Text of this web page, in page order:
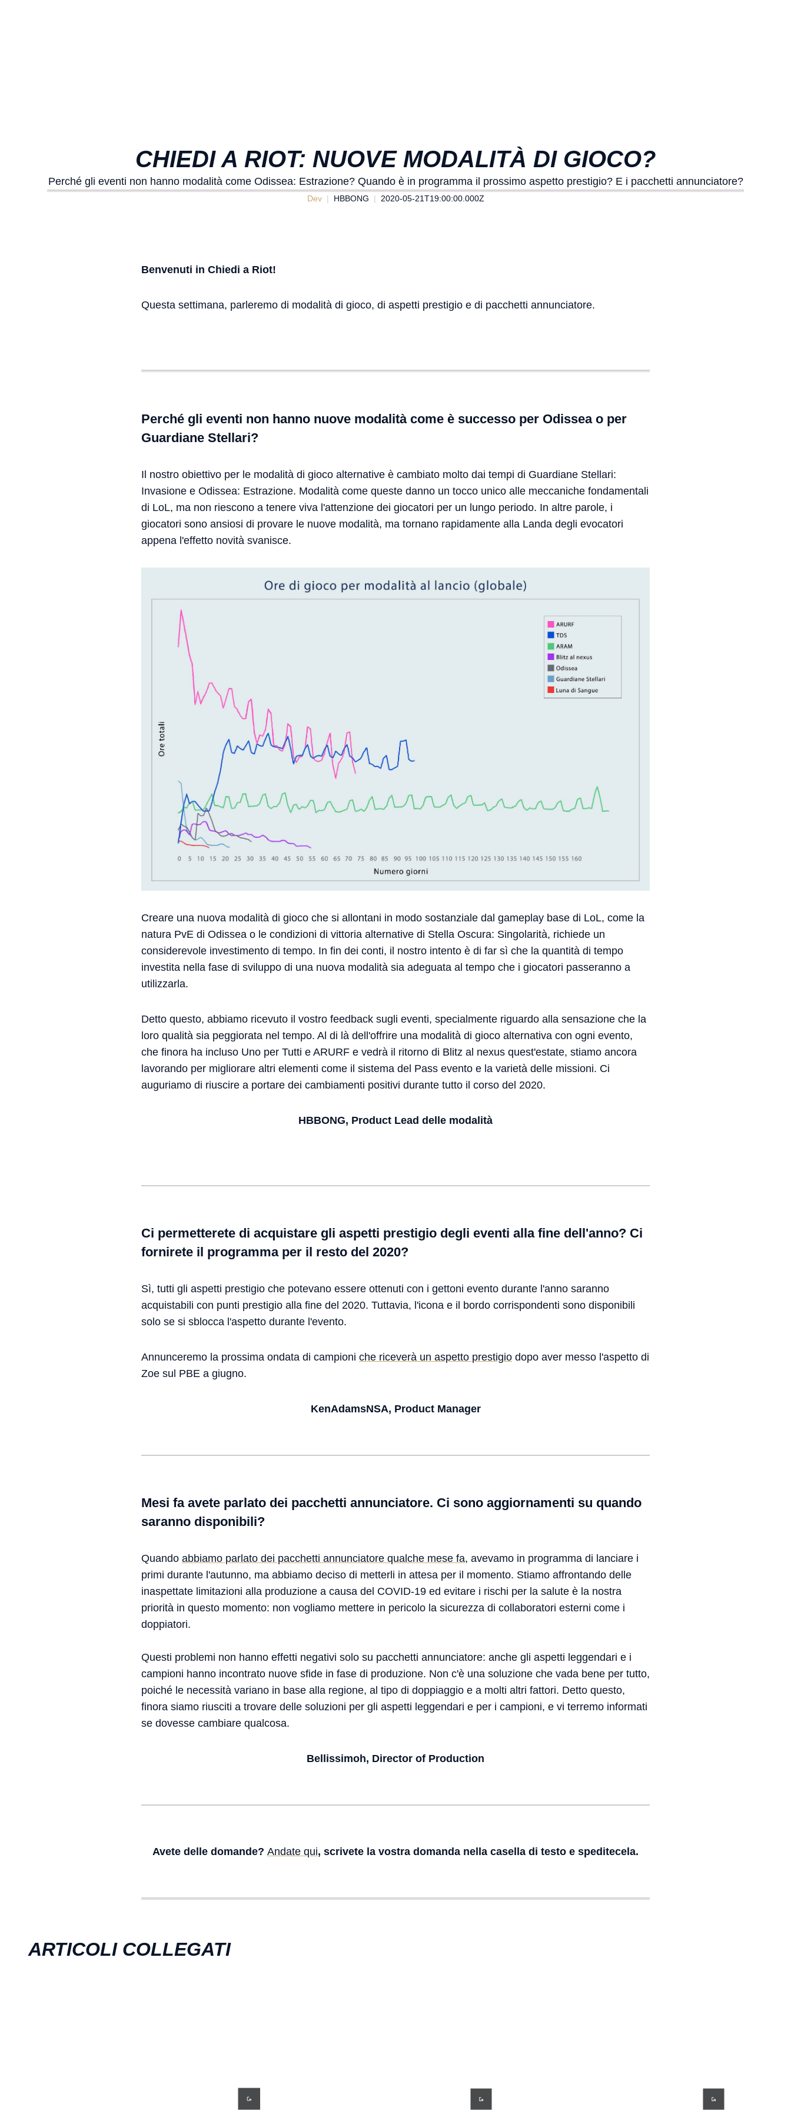
CHIEDI A RIOT: NUOVE MODALITÀ DI GIOCO?
Perché gli eventi non hanno modalità come Odissea: Estrazione? Quando è in programma il prossimo aspetto prestigio? E i pacchetti annunciatore?
Dev HBBONG 2020-05-21T19:00:00.000Z
Benvenuti in Chiedi a Riot!
Questa settimana, parleremo di modalità di gioco, di aspetti prestigio e di pacchetti annunciatore.
Perché gli eventi non hanno nuove modalità come è successo per Odissea o per
Guardiane Stellari?
Il nostro obiettivo per le modalità di gioco alternative è cambiato molto dai tempi di Guardiane Stellari:
Invasione e Odissea: Estrazione. Modalità come queste danno un tocco unico alle meccaniche fondamentali
di LoL, ma non riescono a tenere viva l'attenzione dei giocatori per un lungo periodo. In altre parole, i
giocatori sono ansiosi di provare le nuove modalità, ma tornano rapidamente alla Landa degli evocatori
appena l'effetto novità svanisce.
Creare una nuova modalità di gioco che si allontani in modo sostanziale dal gameplay base di LoL, come la
natura PvE di Odissea o le condizioni di vittoria alternative di Stella Oscura: Singolarità, richiede un
considerevole investimento di tempo. In fin dei conti, il nostro intento è di far sì che la quantità di tempo
investita nella fase di sviluppo di una nuova modalità sia adeguata al tempo che i giocatori passeranno a
utilizzarla.
Detto questo, abbiamo ricevuto il vostro feedback sugli eventi, specialmente riguardo alla sensazione che la
loro qualità sia peggiorata nel tempo. Al di là dell'offrire una modalità di gioco alternativa con ogni evento,
che finora ha incluso Uno per Tutti e ARURF e vedrà il ritorno di Blitz al nexus quest'estate, stiamo ancora
lavorando per migliorare altri elementi come il sistema del Pass evento e la varietà delle missioni. Ci
auguriamo di riuscire a portare dei cambiamenti positivi durante tutto il corso del 2020.
HBBONG, Product Lead delle modalità
Ci permetterete di acquistare gli aspetti prestigio degli eventi alla fine dell'anno? Ci
fornirete il programma per il resto del 2020?
Sì, tutti gli aspetti prestigio che potevano essere ottenuti con i gettoni evento durante l'anno saranno
acquistabili con punti prestigio alla fine del 2020. Tuttavia, l'icona e il bordo corrispondenti sono disponibili
solo se si sblocca l'aspetto durante l'evento.
Annunceremo la prossima ondata di campioni che riceverà un aspetto prestigio dopo aver messo l'aspetto di
Zoe sul PBE a giugno.
KenAdamsNSA, Product Manager
Mesi fa avete parlato dei pacchetti annunciatore. Ci sono aggiornamenti su quando
saranno disponibili?
Quando abbiamo parlato dei pacchetti annunciatore qualche mese fa, avevamo in programma di lanciare i
primi durante l'autunno, ma abbiamo deciso di metterli in attesa per il momento. Stiamo affrontando delle
inaspettate limitazioni alla produzione a causa del COVID-19 ed evitare i rischi per la salute è la nostra
priorità in questo momento: non vogliamo mettere in pericolo la sicurezza di collaboratori esterni come i
doppiatori.
Questi problemi non hanno effetti negativi solo su pacchetti annunciatore: anche gli aspetti leggendari e i
campioni hanno incontrato nuove sfide in fase di produzione. Non c'è una soluzione che vada bene per tutto,
poiché le necessità variano in base alla regione, al tipo di doppiaggio e a molti altri fattori. Detto questo,
finora siamo riusciti a trovare delle soluzioni per gli aspetti leggendari e per i campioni, e vi terremo informati
se dovesse cambiare qualcosa.
Bellissimoh, Director of Production
Avete delle domande? Andate qui, scrivete la vostra domanda nella casella di testo e speditecela.
ARTICOLI COLLEGATI